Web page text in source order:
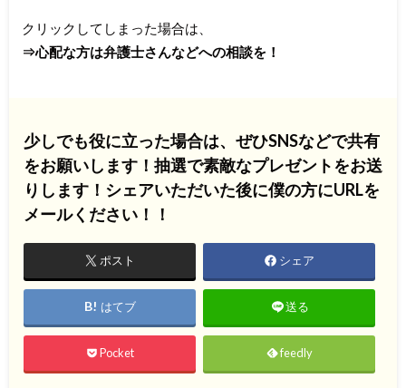
クリックしてしまった場合は、
⇒心配な方は弁護士さんなどへの相談を！
少しでも役に立った場合は、ぜひSNSなどで共有
をお願いします！抽選で素敵なプレゼントをお送
りします！シェアいただいた後に僕の方にURLを
メールください！！
ポスト シェア
はてブ 送る
Pocket feedly